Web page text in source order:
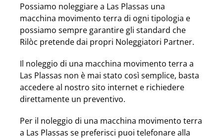
Possiamo noleggiare a Las Plassas una
macchina movimento terra di ogni tipologia e
possiamo sempre garantire gli standard che
Rilòc pretende dai propri Noleggiatori Partner.
Il noleggio di una macchina movimento terra a
Las Plassas non è mai stato così semplice, basta
accedere al nostro sito internet e richiedere
direttamente un preventivo.
Per il noleggio di una macchina movimento terra
a Las Plassas se preferisci puoi telefonare alla